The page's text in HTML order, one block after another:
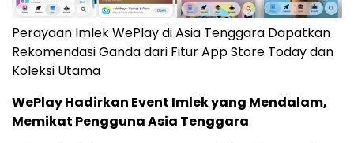
Perayaan Imlek WePlay di Asia Tenggara Dapatkan
Rekomendasi Ganda dari Fitur App Store Today dan
Koleksi Utama
WePlay Hadirkan Event Imlek yang Mendalam,
Memikat Pengguna Asia Tenggara